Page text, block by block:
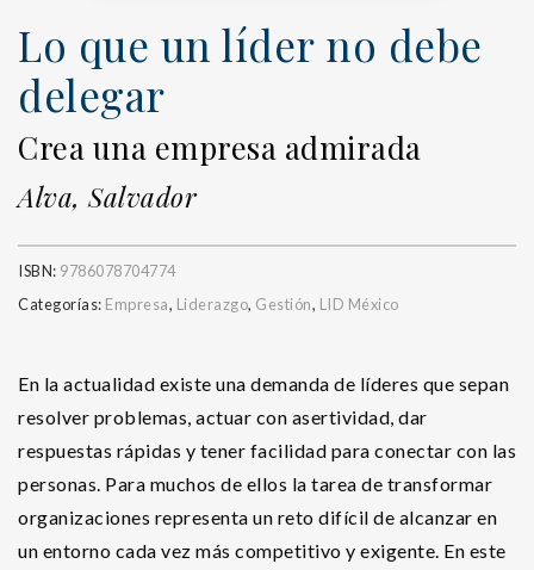
Lo que un líder no debe
delegar
Crea una empresa admirada
Alva, Salvador
ISBN: 9786078704774
Categorías: Empresa, Liderazgo, Gestión, LID México
En la actualidad existe una demanda de líderes que sepan
resolver problemas, actuar con asertividad, dar
respuestas rápidas y tener facilidad para conectar con las
personas. Para muchos de ellos la tarea de transformar
organizaciones representa un reto difícil de alcanzar en
un entorno cada vez más competitivo y exigente. En este